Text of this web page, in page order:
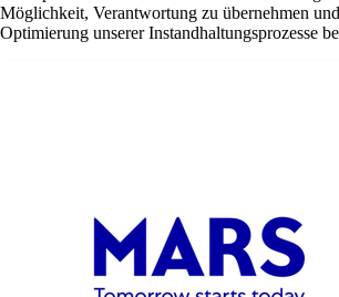
Möglichkeit, Verantwortung zu übernehmen
Optimierung unserer Instandhaltungsprozesse